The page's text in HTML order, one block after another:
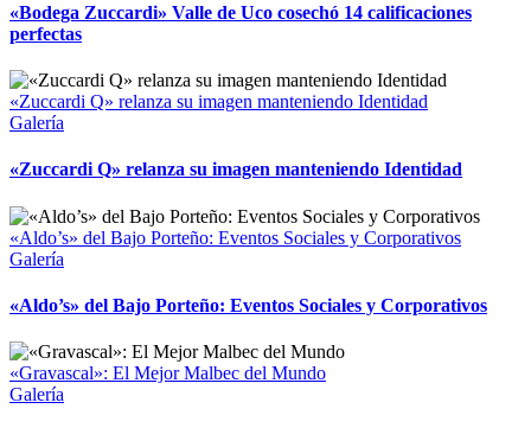
«Bodega Zuccardi» Valle de Uco cosechó 14 calificaciones
perfectas
«Zuccardi Q» relanza su imagen manteniendo Identidad
Galería
«Zuccardi Q» relanza su imagen manteniendo Identidad
«Aldo’s» del Bajo Porteño: Eventos Sociales y Corporativos
Galería
«Aldo’s» del Bajo Porteño: Eventos Sociales y Corporativos
«Gravascal»: El Mejor Malbec del Mundo
Galería